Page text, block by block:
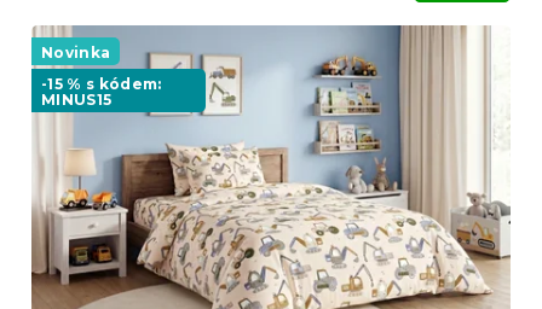
Novinka
-15 % s kódem:
MINUS15